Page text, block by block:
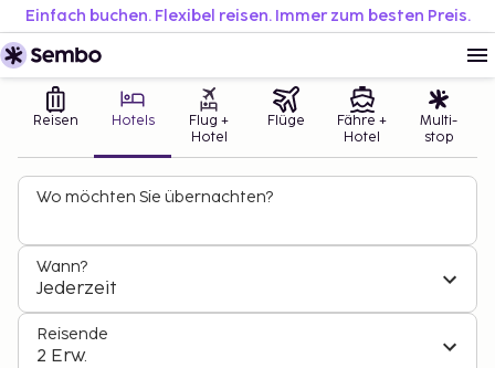
Einfach buchen. Flexibel reisen. Immer zum besten Preis.
Reisen Hotels
Flug +
Hotel
Flüge
Fähre +
Hotel
Multi-
stop
Wo möchten Sie übernachten?
Wann?
Jederzeit
Reisende
2 Erw.